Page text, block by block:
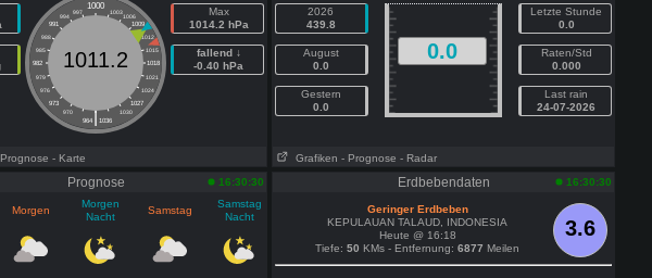
1000
997 1003
994
1006
991
1009
988
1012
985
1015
982
1018
979
1021
976
1024
973
1027
970
1030
|
964 1036
1011.2
Max
1014.2 hPa
fallend ↓
-0.40 hPa
- Karte
2026
439.8
August
0.0
Gestern
0.0
0.0
Letzte Stunde
0.0
Raten/Std
0.000
Last rain
24-07-2026
Grafiken - Prognose - Radar
Prognose 16:30:30
Morgen
Morgen
Nacht
Samstag
Samstag
Nacht
Erdbebendaten 16:30:30
3.6
Geringer Erdbeben
KEPULAUAN TALAUD, INDONESIA
Heute @ 16:18
Tiefe: 50 KMs - Entfernung: 6877 Meilen